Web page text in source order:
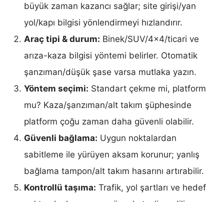
büyük zaman kazancı sağlar; site girişi/yan
yol/kapı bilgisi yönlendirmeyi hızlandırır.
Araç tipi & durum: Binek/SUV/4×4/ticari ve
arıza-kaza bilgisi yöntemi belirler. Otomatik
şanzıman/düşük şase varsa mutlaka yazın.
Yöntem seçimi: Standart çekme mi, platform
mu? Kaza/şanzıman/alt takım şüphesinde
platform çoğu zaman daha güvenli olabilir.
Güvenli bağlama: Uygun noktalardan
sabitleme ile yürüyen aksam korunur; yanlış
bağlama tampon/alt takım hasarını artırabilir.
Kontrollü taşıma: Trafik, yol şartları ve hedef